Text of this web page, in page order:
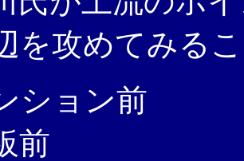
を攻めてみる
ション前
前